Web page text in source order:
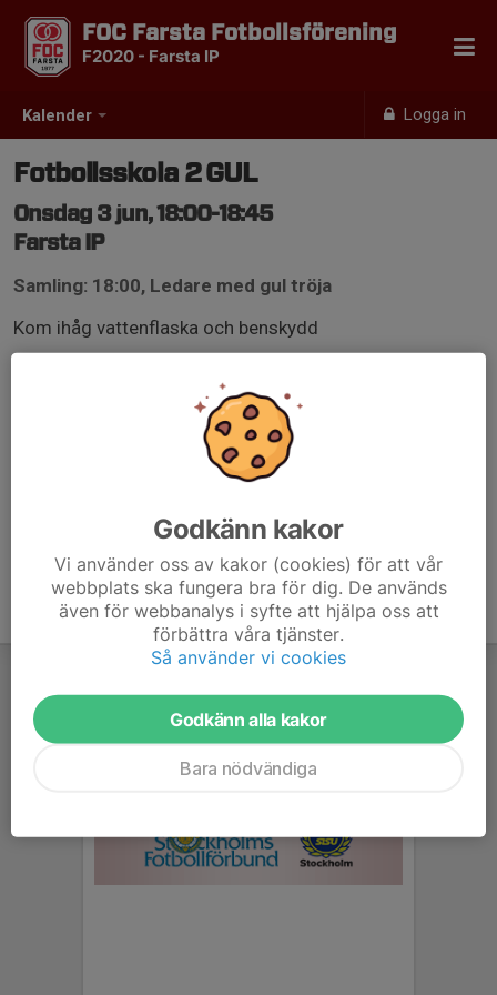
Kalender Logga in
FOC Farsta Fotbollsförening
F2020 - Farsta IP
Fotbollsskola 2 GUL
Onsdag 3 jun, 18:00-18:45
Farsta IP
Samling: 18:00, Ledare med gul tröja
Kom ihåg vattenflaska och benskydd
Godkänn kakor
Vi använder oss av kakor (cookies) för att vår
webbplats ska fungera bra för dig. De används
även för webbanalys i syfte att hjälpa oss att
förbättra våra tjänster.
Så använder vi cookies
Godkänn alla kakor
Bara nödvändiga